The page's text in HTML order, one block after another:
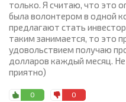
только. Я считаю, что это
была волонтером в одной
предлагают стать
таким занимается, то это
удовольствием получаю
долларов каждый месяц.
приятно)
0 0